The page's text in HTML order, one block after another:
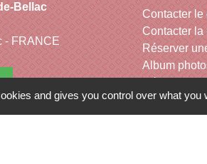
Bellac
- FRANCE
Contacter le
Contacter la
Réserver
Album
and gives you control over what you